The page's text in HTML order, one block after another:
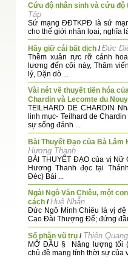
Cứu độ nhân sinh và cứu độ
Tập
Sứ mạng ĐĐTKPĐ là sứ
cho thế giới nhân lọai, nghĩa
Hãy giữ cái bất dịch /Đức
Thềm xuân rực rỡ cánh
lương đến cõi này, Thăm
lý, Dặn dò ...
Vài nét về thuyết tiến hóa
Chardin và Lecomte du Nouy
TEILHARD DE CHARDIN
linh mục- Teilhard de
sự sống đánh ...
Bài Thuyết Đạo của Bà Lâm
Hương Thanh
BÀI THUYẾT ĐẠO của vị Nữ
Hương Thanh đọc tại
Đéc) Bài ...
Ngài Ngô Văn Chiêu, một
cách /Huệ Nhẫn
Đức Ngô Minh Chiêu là vị
Cao Đài Thượng Đế; đứng
Số phận vũ trụ / Thiện Quang
MỞ ĐẦU § Năng lượng tối
chủ đề mang tính thời sự của